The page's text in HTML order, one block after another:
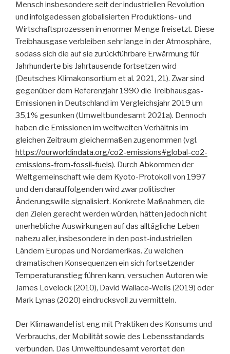
Mensch insbesondere seit der industriellen Revolution
und infolgedessen globalisierten Produktions- und
Wirtschaftsprozessen in enormer Menge freisetzt. Diese
Treibhausgase verbleiben sehr lange in der Atmosphäre,
sodass sich die auf sie zurückführbare Erwärmung für
Jahrhunderte bis Jahrtausende fortsetzen wird
(Deutsches Klimakonsortium et al. 2021, 21). Zwar sind
gegenüber dem Referenzjahr 1990 die Treibhausgas-
Emissionen in Deutschland im Vergleichsjahr 2019 um
35,1% gesunken (Umweltbundesamt 2021a). Dennoch
haben die Emissionen im weltweiten Verhältnis im
gleichen Zeitraum gleichermaßen zugenommen (vgl.
https://ourworldindata.org/co2-emissions#global-co2-
emissions-from-fossil-fuels). Durch Abkommen der
Weltgemeinschaft wie dem Kyoto-Protokoll von 1997
und den darauffolgenden wird zwar politischer
Änderungswille signalisiert. Konkrete Maßnahmen, die
den Zielen gerecht werden würden, hätten jedoch nicht
unerhebliche Auswirkungen auf das alltägliche Leben
nahezu aller, insbesondere in den post-industriellen
Ländern Europas und Nordamerikas. Zu welchen
dramatischen Konsequenzen ein sich fortsetzender
Temperaturanstieg führen kann, versuchen Autoren wie
James Lovelock (2010), David Wallace-Wells (2019) oder
Mark Lynas (2020) eindrucksvoll zu vermitteln.
Der Klimawandel ist eng mit Praktiken des Konsums und
Verbrauchs, der Mobilität sowie des Lebensstandards
verbunden. Das Umweltbundesamt verortet den